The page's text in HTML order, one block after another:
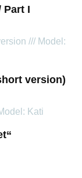
Part I
version)